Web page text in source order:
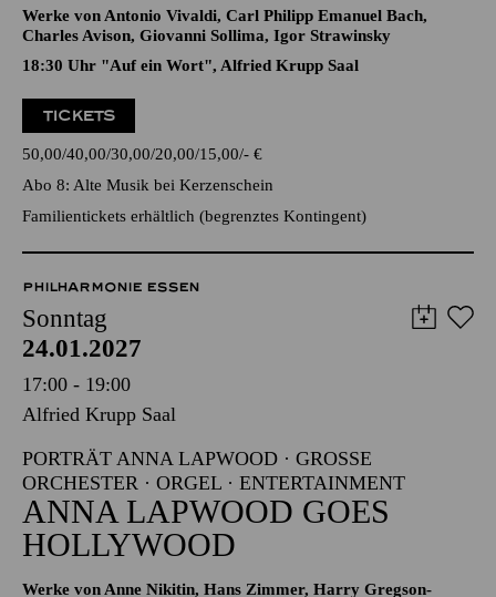
Werke von Antonio Vivaldi, Carl Philipp Emanuel Bach,
Charles Avison, Giovanni Sollima, Igor Strawinsky
18:30 Uhr "Auf ein Wort", Alfried Krupp Saal
TICKETS
50,00 40,00 30,00 20,00 15,00 - €
Abo 8: Alte Musik bei Kerzenschein
Familientickets erhältlich (begrenztes Kontingent)
PHILHARMONIE ESSEN
Sonntag
24.01.2027
17:00 - 19:00
Alfried Krupp Saal
PORTRÄT ANNA LAPWOOD · GROSSE O
RCHESTER · ORGEL · ENTERTAINMENT
ANNA LAPWOOD GOES
HOLLYWOOD
Werke von Anne Nikitin, Hans Zimmer, Harry Gregson-